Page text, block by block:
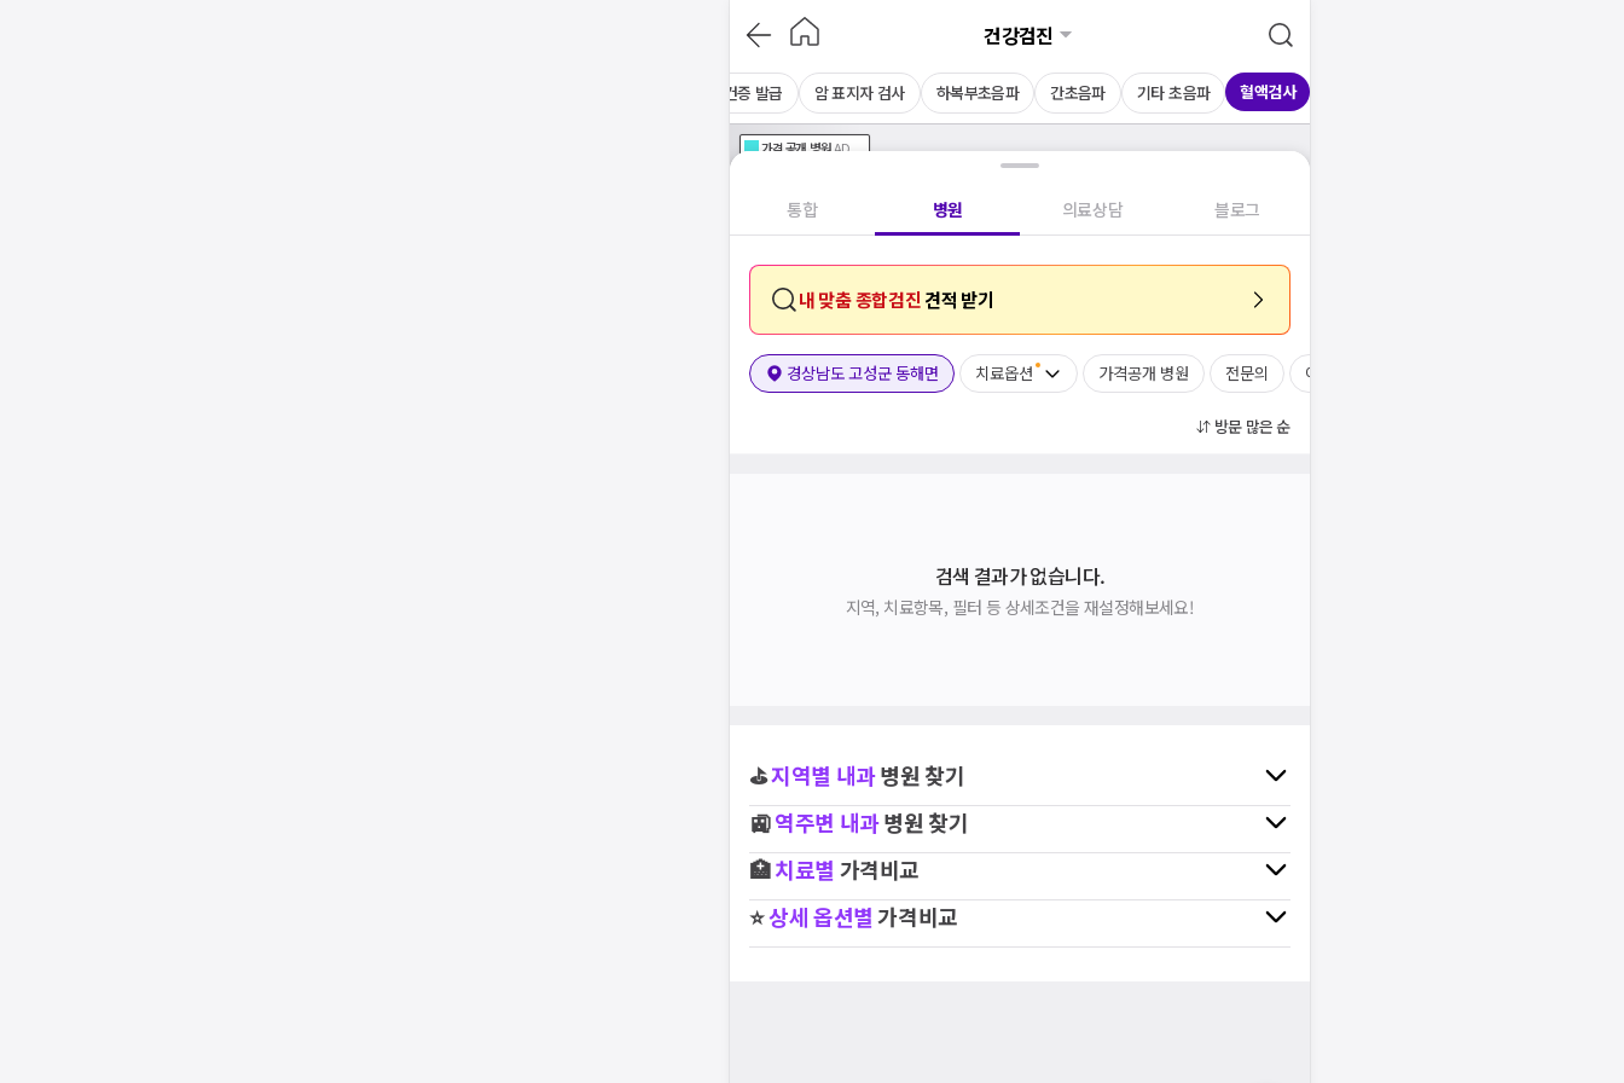
건강검진
보건증 발급 암 표지자 검사 하복부초음파 간초음파 기타 초음파 혈액검사
가격공개 병원AD
통합 병원 의료상담 블로그
내 맞춤 종합검진 견적 받기
경상남도 고성군 동해면 치료옵션 가격공개 병원 전문의 여의사
방문 많은 순
검색 결과가 없습니다.
지역, 치료항목, 필터 등 상세조건을 재설정해보세요!
⛳지역별 내과병원 찾기
🚉역주변 내과병원 찾기
🏥치료별 가격비교
⭐상세 옵션별가격비교